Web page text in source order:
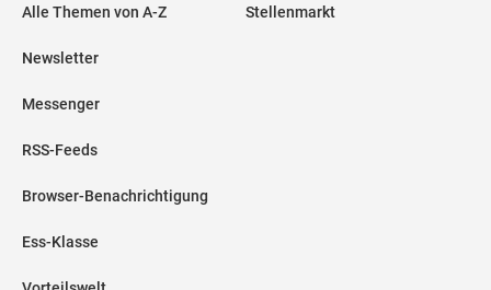
Alle Themen von A-Z
Newsletter
Messenger
RSS-Feeds
Browser-Benachrichtigung
Ess-Klasse
Stellenmarkt